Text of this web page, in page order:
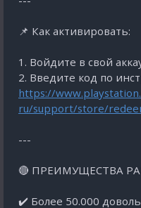
📌 Как активировать:
1. Войдите в свой
2. Введите код по
https://
ru/support/store/
---
🔴 ПРЕИМУЩЕСТВА
✔️ Более 50.000